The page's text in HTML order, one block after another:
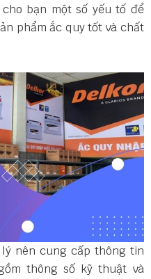
bạn một số yếu tố để
phẩm ắc quy tốt và chất
nên cung cấp thông tin
thông số kỹ thuật và